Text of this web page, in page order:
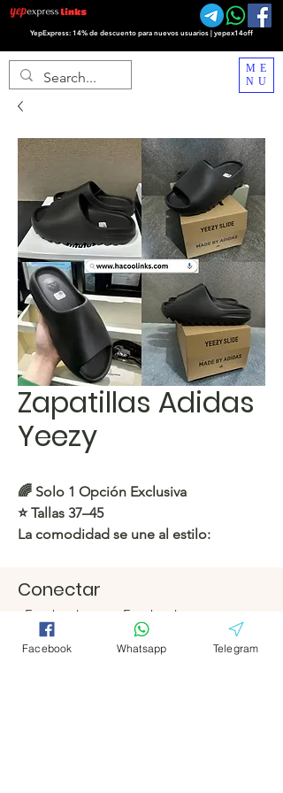
YepExpress: 14% de descuento para nuevos usuarios | yepex14off
ME
NU
Zapatillas Adidas
Yeezy
🌈 Solo 1 Opción Exclusiva
⭐️ Tallas 37–45
La comodidad se une al estilo:
https://c.hacoo.pl/1rU1f
Tienda Hacoo
Conectar
Facebook
Telegrama
Facebook
Telegrama
Facebook Whatsapp Telegram